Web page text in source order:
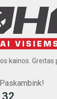
kainos. Greitas